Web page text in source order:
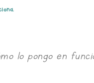
lo pongo en